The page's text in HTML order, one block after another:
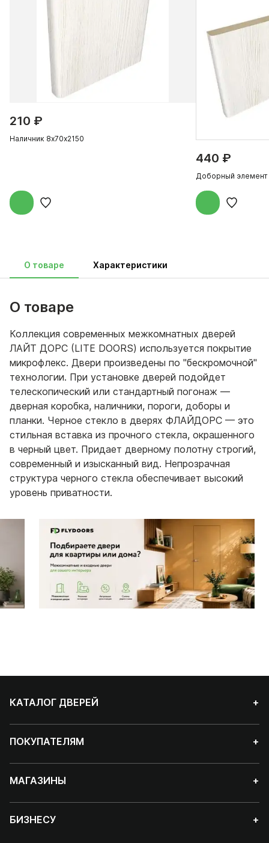
210 ₽
Наличник 8х70х2150
440 ₽
Доборный элемент
О товаре Характеристики
О товаре
Коллекция современных межкомнатных дверей
ЛАЙТ ДОРС (LITE DOORS) используется покрытие
микрофлекс. Двери произведены по "бескромочной"
технологии. При установке дверей подойдет
телескопический или стандартный погонаж —
дверная коробка, наличники, пороги, доборы и
планки. Черное стекло в дверях ФЛАЙДОРС — это
стильная вставка из прочного стекла, окрашенного
в черный цвет. Придает дверному полотну строгий,
современный и изысканный вид. Непрозрачная
структура черного стекла обеспечивает высокий
уровень приватности.
КАТАЛОГ ДВЕРЕЙ +
ПОКУПАТЕЛЯМ +
МАГАЗИНЫ +
БИЗНЕСУ +